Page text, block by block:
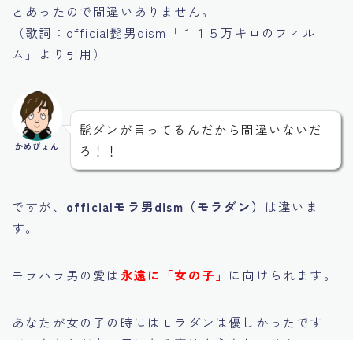
とあったので間違いありません。
（歌詞：official髭男dism「１１５万キロのフィル
ム」より引用）
かめぴょん
髭ダンが言ってるんだから間違いないだ
ろ！！
ですが、 officialモラ男dism（モラダン） は違いま
す。
モラハラ男の愛は 永遠に「女の子」 に向けられます。
あなたが女の子の時にはモラダンは優しかったです